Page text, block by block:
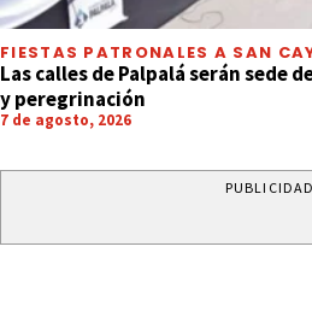
FIESTAS PATRONALES A SAN
Las calles de Palpalá serán sede
y peregrinación
7 de agosto, 2026
PUBLICIDAD